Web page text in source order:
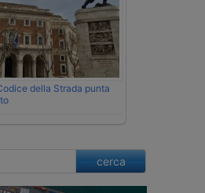
della Strada punta
cerca